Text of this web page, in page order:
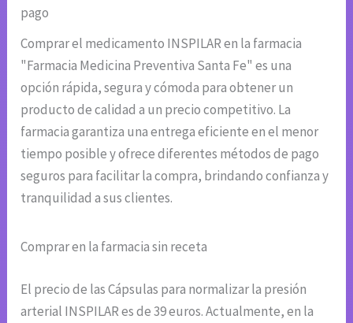
pago
Comprar el medicamento INSPILAR en la farmacia
"Farmacia Medicina Preventiva Santa Fe" es una
opción rápida, segura y cómoda para obtener un
producto de calidad a un precio competitivo. La
farmacia garantiza una entrega eficiente en el menor
tiempo posible y ofrece diferentes métodos de pago
seguros para facilitar la compra, brindando confianza y
tranquilidad a sus clientes.
Comprar en la farmacia sin receta
El precio de las Cápsulas para normalizar la presión
arterial INSPILAR es de 39 euros. Actualmente, en la